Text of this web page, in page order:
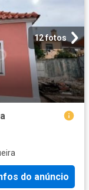
12 fotos
do anúncio